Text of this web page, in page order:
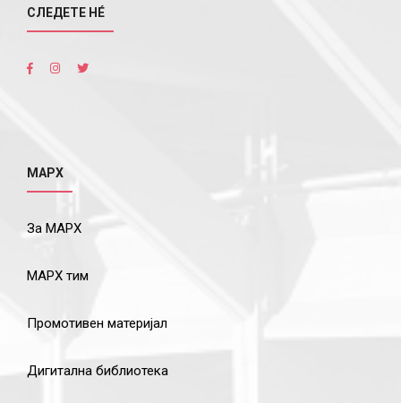
СЛЕДЕТЕ НÉ
МАРХ
За МАРХ
МАРХ тим
Промотивен материјал
Дигитална библиотека